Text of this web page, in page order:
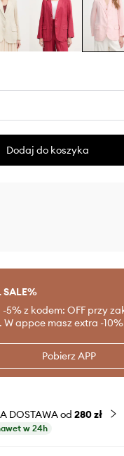
Dodaj do koszyka
SALE%
5% z kodem: OFF przy
W appce masz extra -
Pobierz APP
DOSTAWA od 280 zł
w 24h